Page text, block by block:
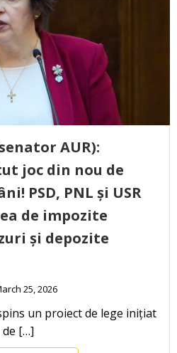
AUR):
joc din nou de
PSD, PNL și USR
de impozite
și depozite
25, 2026
un proiect de lege inițiat
de […]